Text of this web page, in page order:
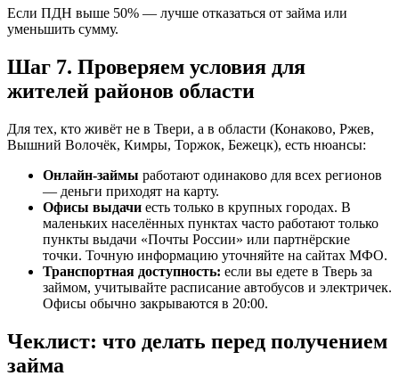
Если ПДН выше 50% — лучше отказаться от займа или
уменьшить сумму.
Шаг 7. Проверяем условия для
жителей районов области
Для тех, кто живёт не в Твери, а в области (Конаково, Ржев,
Вышний Волочёк, Кимры, Торжок, Бежецк), есть нюансы:
Онлайн-займы работают одинаково для всех регионов
— деньги приходят на карту.
Офисы выдачи есть только в крупных городах. В
маленьких населённых пунктах часто работают только
пункты выдачи «Почты России» или партнёрские
точки. Точную информацию уточняйте на сайтах МФО.
Транспортная доступность: если вы едете в Тверь за
займом, учитывайте расписание автобусов и электричек.
Офисы обычно закрываются в 20:00.
Чеклист: что делать перед получением
займа